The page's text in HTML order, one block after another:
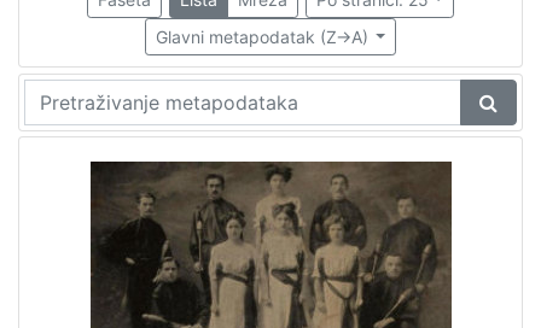
2
Izdavač
Knjižnice grada Zagreba
Glavni metapodatak (Z->A)